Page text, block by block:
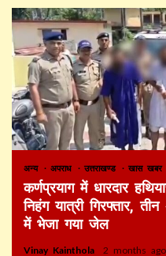
अन्य अपराध उत्तराखण्ड खास खबर
कर्णप्रयाग में धारदार
निहंग यात्री गिरफ्तार,
में भेजा गया जेल
Vinay Kainthola 2 months ago